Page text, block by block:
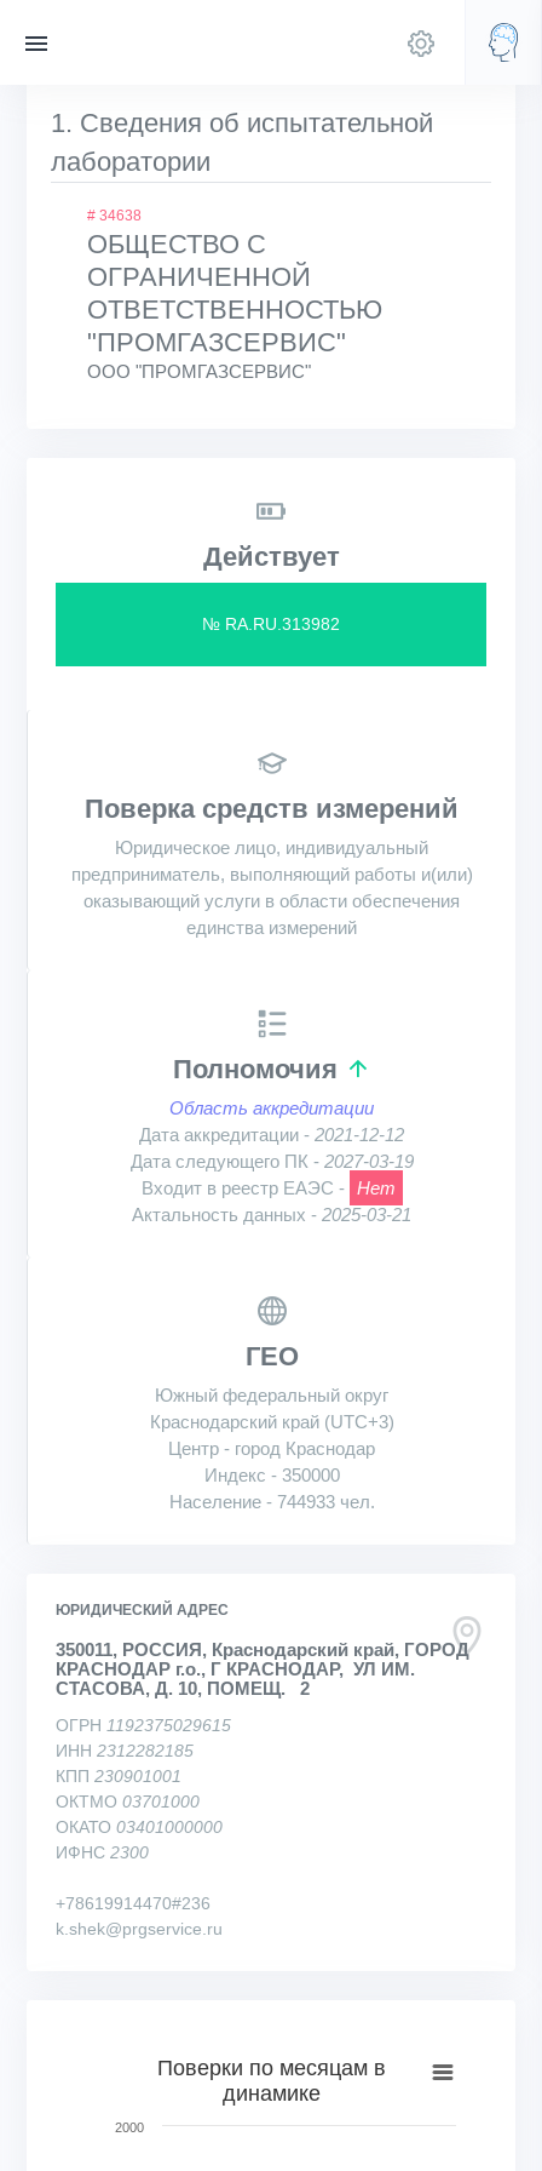
1. Сведения об испытательной
лаборатории
# 34638
ОБЩЕСТВО С
ОГРАНИЧЕННОЙ
ОТВЕТСТВЕННОСТЬЮ
"ПРОМГАЗСЕРВИС"
ООО "ПРОМГАЗСЕРВИС"
Действует
№ RA.RU.313982
Поверка средств измерений
Юридическое лицо, индивидуальный
предприниматель, выполняющий работы и(или)
оказывающий услуги в области обеспечения
единства измерений
Полномочия
Область аккредитации
Дата аккредитации - 2021-12-12
Дата следующего ПК - 2027-03-19
Входит в реестр ЕАЭС - Нет
Актальность данных - 2025-03-21
ГЕО
Южный федеральный округ
Краснодарский край (UTC+3)
Центр - город Краснодар
Индекс - 350000
Население - 744933 чел.
ЮРИДИЧЕСКИЙ АДРЕС
350011, РОССИЯ, Краснодарский край, ГОРОД
КРАСНОДАР г.о., Г КРАСНОДАР, УЛ ИМ.
СТАСОВА, Д. 10, ПОМЕЩ. 2
ОГРН 1192375029615
ИНН 2312282185
КПП 230901001
ОКТМО 03701000
ОКАТО 03401000000
ИФНС 2300
+78619914470#236
k.shek@prgservice.ru
Bar chart with 53 bars.
View as data table, Поверки по месяцам в динамике
Поверки по месяцам в
динамике
2000